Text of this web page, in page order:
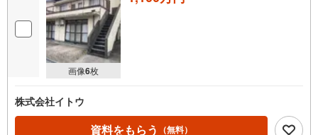
画像6枚
株式会社イトウ
資料をもらう （無料）